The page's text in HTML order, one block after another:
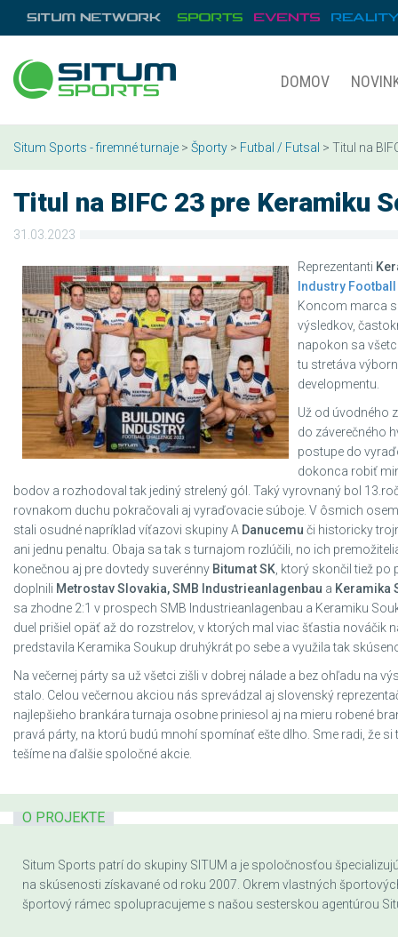
DOMOV
Situm Sports - firemné turnaje > Športy > Futbal / Futsal > Titul na
Titul na BIFC 23 pre Keramiku
31.03.2023
Reprezentanti
Industry
Koncom marca
výsledkov,
napokon sa
tu stretáva
developmentu.
Už od úvodného
do záverečného
postupe do
dokonca robiť
bodov a rozhodoval tak jediný strelený gól. Taký vyrovnaný bol
rovnakom duchu pokračovali aj vyraďovacie súboje. V ôsmich
stali osudné napríklad víťazovi skupiny A Danucemu či historicky
ani jednu penaltu. Obaja sa tak s turnajom rozlúčili, no ich
konečnou aj pre dovtedy suverénny Bitumat SK , ktorý skončil tiež
doplnili Metrostav Slovakia, SMB Industrieanlagenbau a Keramika
sa zhodne 2:1 v prospech SMB Industrieanlagenbau a Keramiku
duel prišiel opäť až do rozstrelov, v ktorých mal viac šťastia nováčik
predstavila Keramika Soukup druhýkrát po sebe a využila tak
Na večernej párty sa už všetci zišli v dobrej nálade a bez ohľadu na
stalo. Celou večernou akciou nás sprevádzal aj slovenský
najlepšieho brankára turnaja osobne priniesol aj na mieru robené
pravá párty, na ktorú budú mnohí spomínať ešte dlho. Sme radi, že
tešíme na ďalšie spoločné akcie.
O PROJEKTE
Situm Sports patrí do skupiny SITUM a je spoločnosťou
na skúsenosti získavané od roku 2007. Okrem vlastných
športový rámec spolupracujeme s našou sesterskou agentúrou